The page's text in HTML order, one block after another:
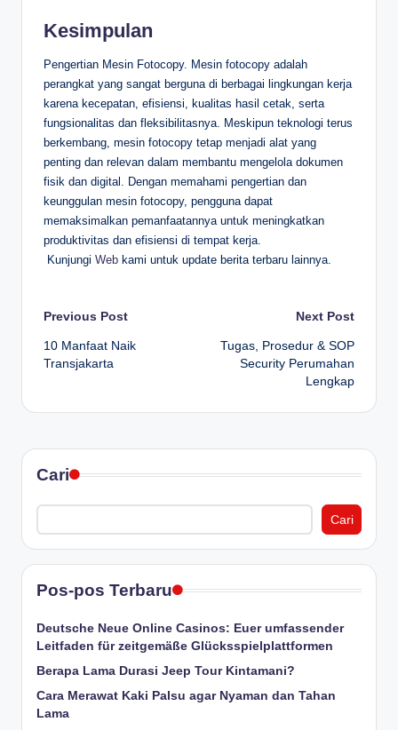
Kesimpulan
Pengertian Mesin Fotocopy. Mesin fotocopy adalah
perangkat yang sangat berguna di berbagai lingkungan kerja
karena kecepatan, efisiensi, kualitas hasil cetak, serta
fungsionalitas dan fleksibilitasnya. Meskipun teknologi terus
berkembang, mesin fotocopy tetap menjadi alat yang
penting dan relevan dalam membantu mengelola dokumen
fisik dan digital. Dengan memahami pengertian dan
keunggulan mesin fotocopy, pengguna dapat
memaksimalkan pemanfaatannya untuk meningkatkan
produktivitas dan efisiensi di tempat kerja.
Kunjungi Web kami untuk update berita terbaru lainnya.
Post
navigation
Previous Post
10 Manfaat Naik
Transjakarta
Next Post
Tugas, Prosedur & SOP
Security Perumahan
Lengkap
Cari
Cari
Pos-pos Terbaru
Deutsche Neue Online Casinos: Euer umfassender
Leitfaden für zeitgemäße Glücksspielplattformen
Berapa Lama Durasi Jeep Tour Kintamani?
Cara Merawat Kaki Palsu agar Nyaman dan Tahan
Lama